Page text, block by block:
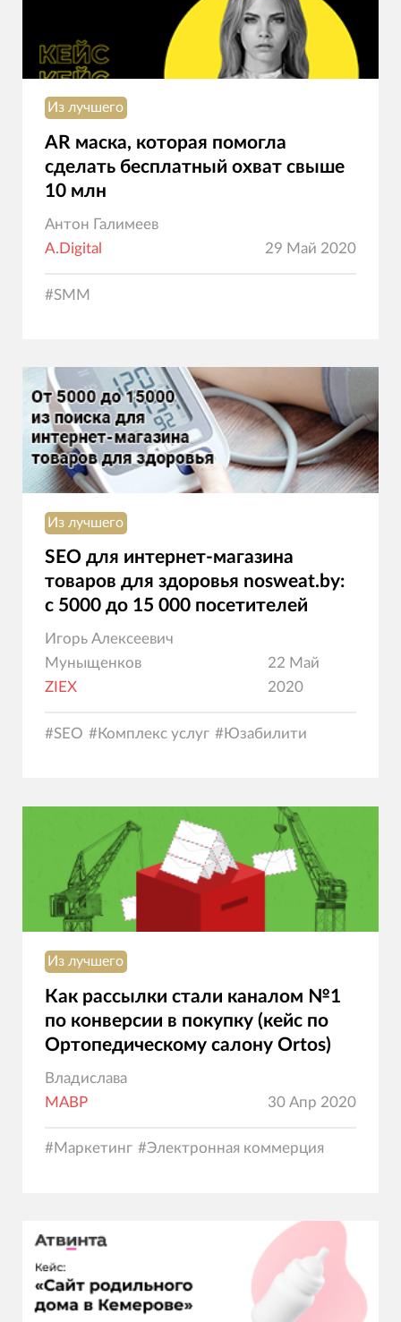
Из лучшего
AR маска, которая помогла
сделать бесплатный охват свыше
10 млн
Антон Галимеев
A.Digital
29 Май 2020
#SMM
Из лучшего
SEO для интернет-магазина
товаров для здоровья nosweat.by:
c 5000 до 15 000 посетителей
Игорь Алексеевич
Муныщенков
ZIEX
22 Май
2020
#SEO #Комплекс услуг #Юзабилити
Из лучшего
Как рассылки стали каналом №1
по конверсии в покупку (кейс по
Ортопедическому салону Ortos)
Владислава
МАВР
30 Апр 2020
#Маркетинг #Электронная коммерция